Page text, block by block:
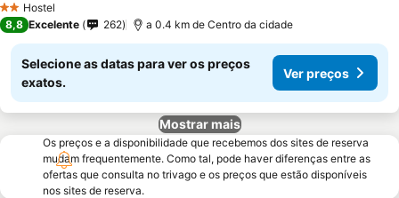
2 Estrelas
Hostel
8,8 Excelente 262 a 0.4 km de Centro da cidade
Selecione as datas para ver os preços
exatos.
Ver preços
Mostrar mais
Os preços e a disponibilidade que recebemos dos sites de reserva
mudam frequentemente. Como tal, pode haver diferenças entre as
ofertas que consulta no trivago e os preços que estão disponíveis
nos sites de reserva.